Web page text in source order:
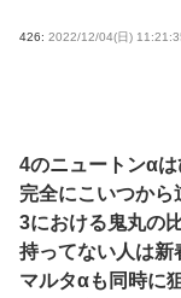
426: 2022/12/04(日)
4のニュートンα
完全にこいつから
3における鬼丸の
持ってない人は新
マルタαも同時に